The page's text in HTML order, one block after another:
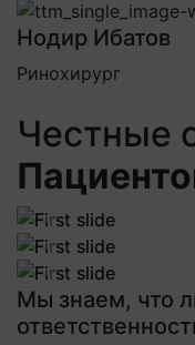
Нодир Ибатов
Ринохирург
Честные
Previous
Previous
Previous
Мы знаем, что